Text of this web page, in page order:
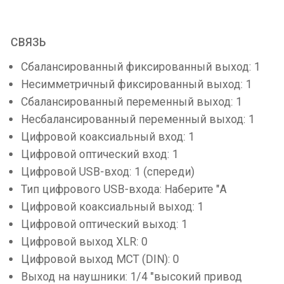
СВЯЗЬ
Сбалансированный фиксированный выход: 1
Несимметричный фиксированный выход: 1
Сбалансированный переменный выход: 1
Несбалансированный переменный выход: 1
Цифровой коаксиальный вход: 1
Цифровой оптический вход: 1
Цифровой USB-вход: 1 (спереди)
Тип цифрового USB-входа: Наберите "А
Цифровой коаксиальный выход: 1
Цифровой оптический выход: 1
Цифровой выход XLR: 0
Цифровой выход MCT (DIN): 0
Выход на наушники: 1/4 "высокий привод